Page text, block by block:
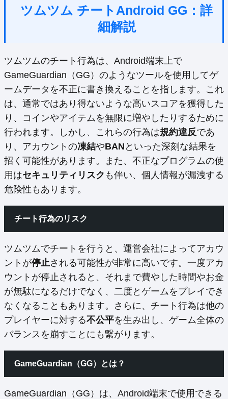
ツムツム チートAndroid GG：詳
細解説
ツムツムのチート行為は、Android端末上で
GameGuardian（GG）のようなツールを使用してゲ
ームデータを不正に書き換えることを指します。これ
は、通常ではあり得ないような高いスコアを獲得した
り、コインやアイテムを無限に増やしたりするために
行われます。しかし、これらの行為は規約違反であ
り、アカウントの凍結やBAN といった深刻な結果を
招く可能性があります。また、不正なプログラムの使
用はセキュリティリスク も伴い、個人情報が漏洩する
危険性もあります。
チート行為のリスク
ツムツムでチートを行うと、運営会社によってアカウ
ントが停止される可能性が非常に高いです。一度アカ
ウントが停止されると、それまで費やした時間やお金
が無駄になるだけでなく、二度とゲームをプレイでき
なくなることもあります。さらに、チート行為は他の
プレイヤーに対する不公平を生み出し、ゲーム全体の
バランスを崩すことにも繋がります。
GameGuardian（GG）とは？
GameGuardian（GG）は、Android端末で使用できる